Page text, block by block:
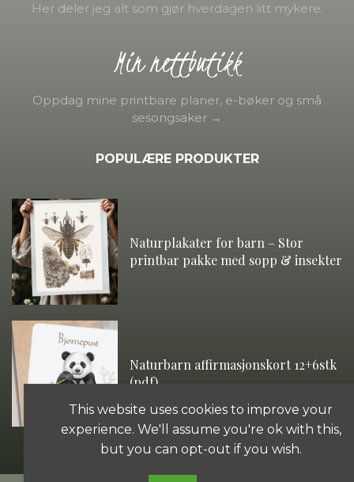
Her deler jeg alt som gjør hverdagen litt mykere.
Min nettbutikk
Oppdag mine printbare planer, e-bøker og små
sesongsaker →
POPULÆRE PRODUKTER
Naturplakater for barn – Stor
printbar pakke med sopp & insekter
Naturbarn affirmasjonskort 12+6stk
(pdf)
This website uses cookies to improve your
experience. We'll assume you're ok with this,
but you can opt-out if you wish.